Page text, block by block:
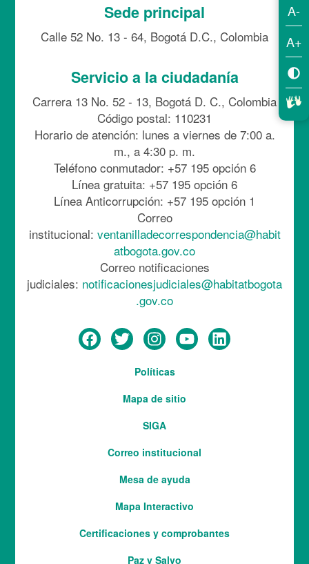
Sede principal
Calle 52 No. 13 - 64, Bogotá D.C., Colombia
Servicio a la ciudadanía
Carrera 13 No. 52 - 13, Bogotá D. C., Colombia
Código postal: 110231
Horario de atención: lunes a viernes de 7:00 a.
m., a 4:30 p. m.
Teléfono conmutador: +57 195 opción 6
Línea gratuita: +57 195 opción 6
Línea Anticorrupción: +57 195 opción 1
Correo
institucional: ventanilladecorrespondencia@habit
atbogota.gov.co
Correo notificaciones
judiciales: notificacionesjudiciales@habitatbogota
.gov.co
Políticas
Mapa de sitio
SIGA
Correo institucional
Mesa de ayuda
Mapa Interactivo
ServicesCertificaciones y comprobantes
Paz y Salvo
A-
A+